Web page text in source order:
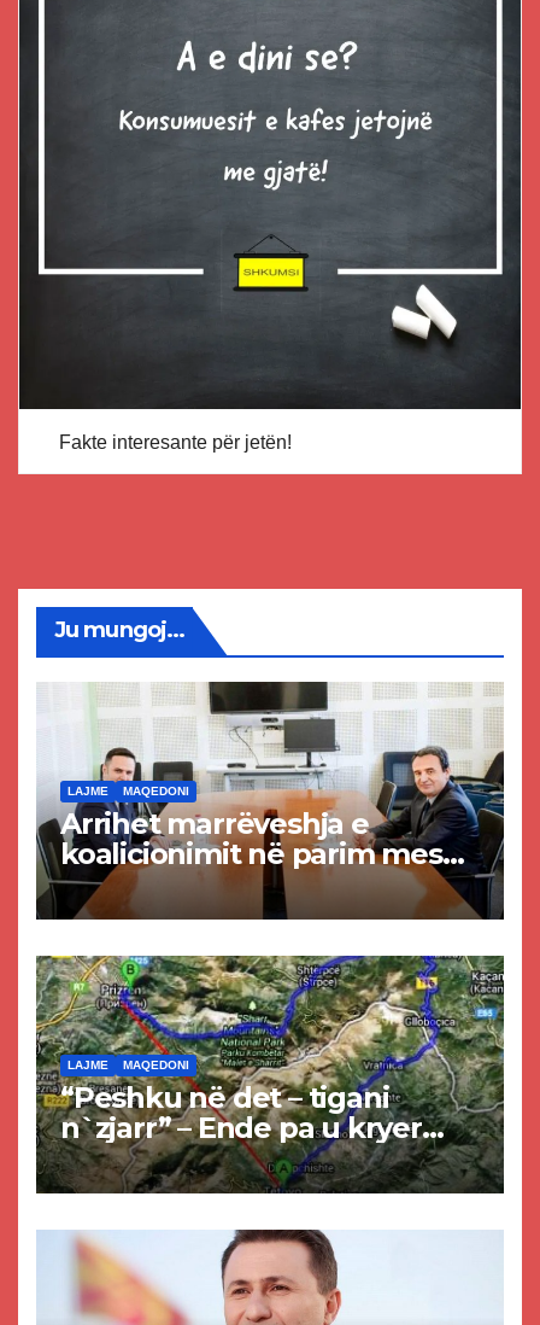
Fakte interesante për jetën!
Ju mungoj...
LAJME MAQEDONI
Arrihet marrëveshja e
koalicionimit në parim mes
Kurtit dhe Abdixhikut
LAJME MAQEDONI
“Peshku në det – tigani
n`zjarr” – Ende pa u kryer
projekti i tunelit, komuna e
Tetovës nis punimet për